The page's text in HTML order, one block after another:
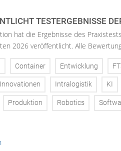
TESTERGEBNISSE
hat die Ergebnisse des
2026 veröffentlicht. Alle
Container Entwicklung
Innovationen Intralogistik KI
Produktion Robotics